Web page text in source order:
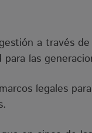
a través
las
legales